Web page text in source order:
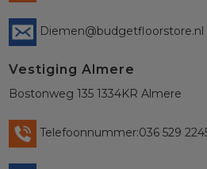
Diemen@budgetfloorstore.nl
Vestiging Almere
Bostonweg 135 1334KR Almere
Telefoonnummer:036 529